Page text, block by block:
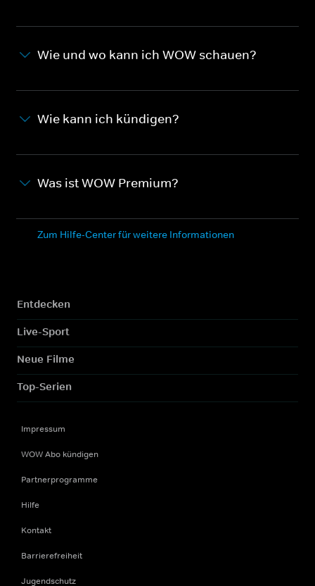
Wie und wo kann ich WOW schauen?
Wie kann ich kündigen?
Was ist WOW Premium?
Zum Hilfe-Center für weitere Informationen
Entdecken
Live-Sport
Neue Filme
Top-Serien
Impressum
WOW Abo kündigen
Partnerprogramme
Hilfe
Kontakt
Barrierefreiheit
Jugendschutz